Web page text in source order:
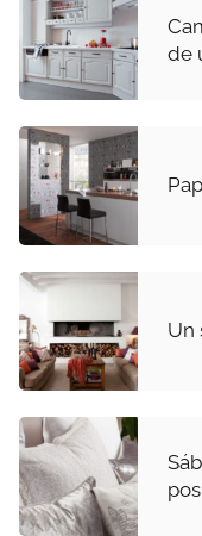
de
Un